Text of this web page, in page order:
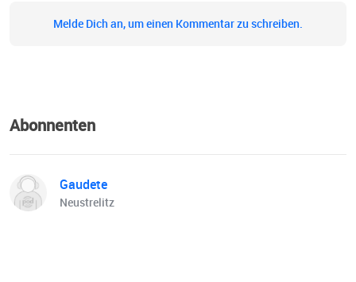
Melde Dich an, um einen Kommentar zu schreiben.
Abonnenten
Gaudete
Neustrelitz